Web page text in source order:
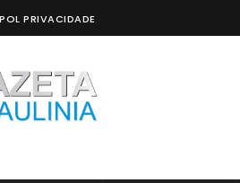
POL PRIVACIDADE